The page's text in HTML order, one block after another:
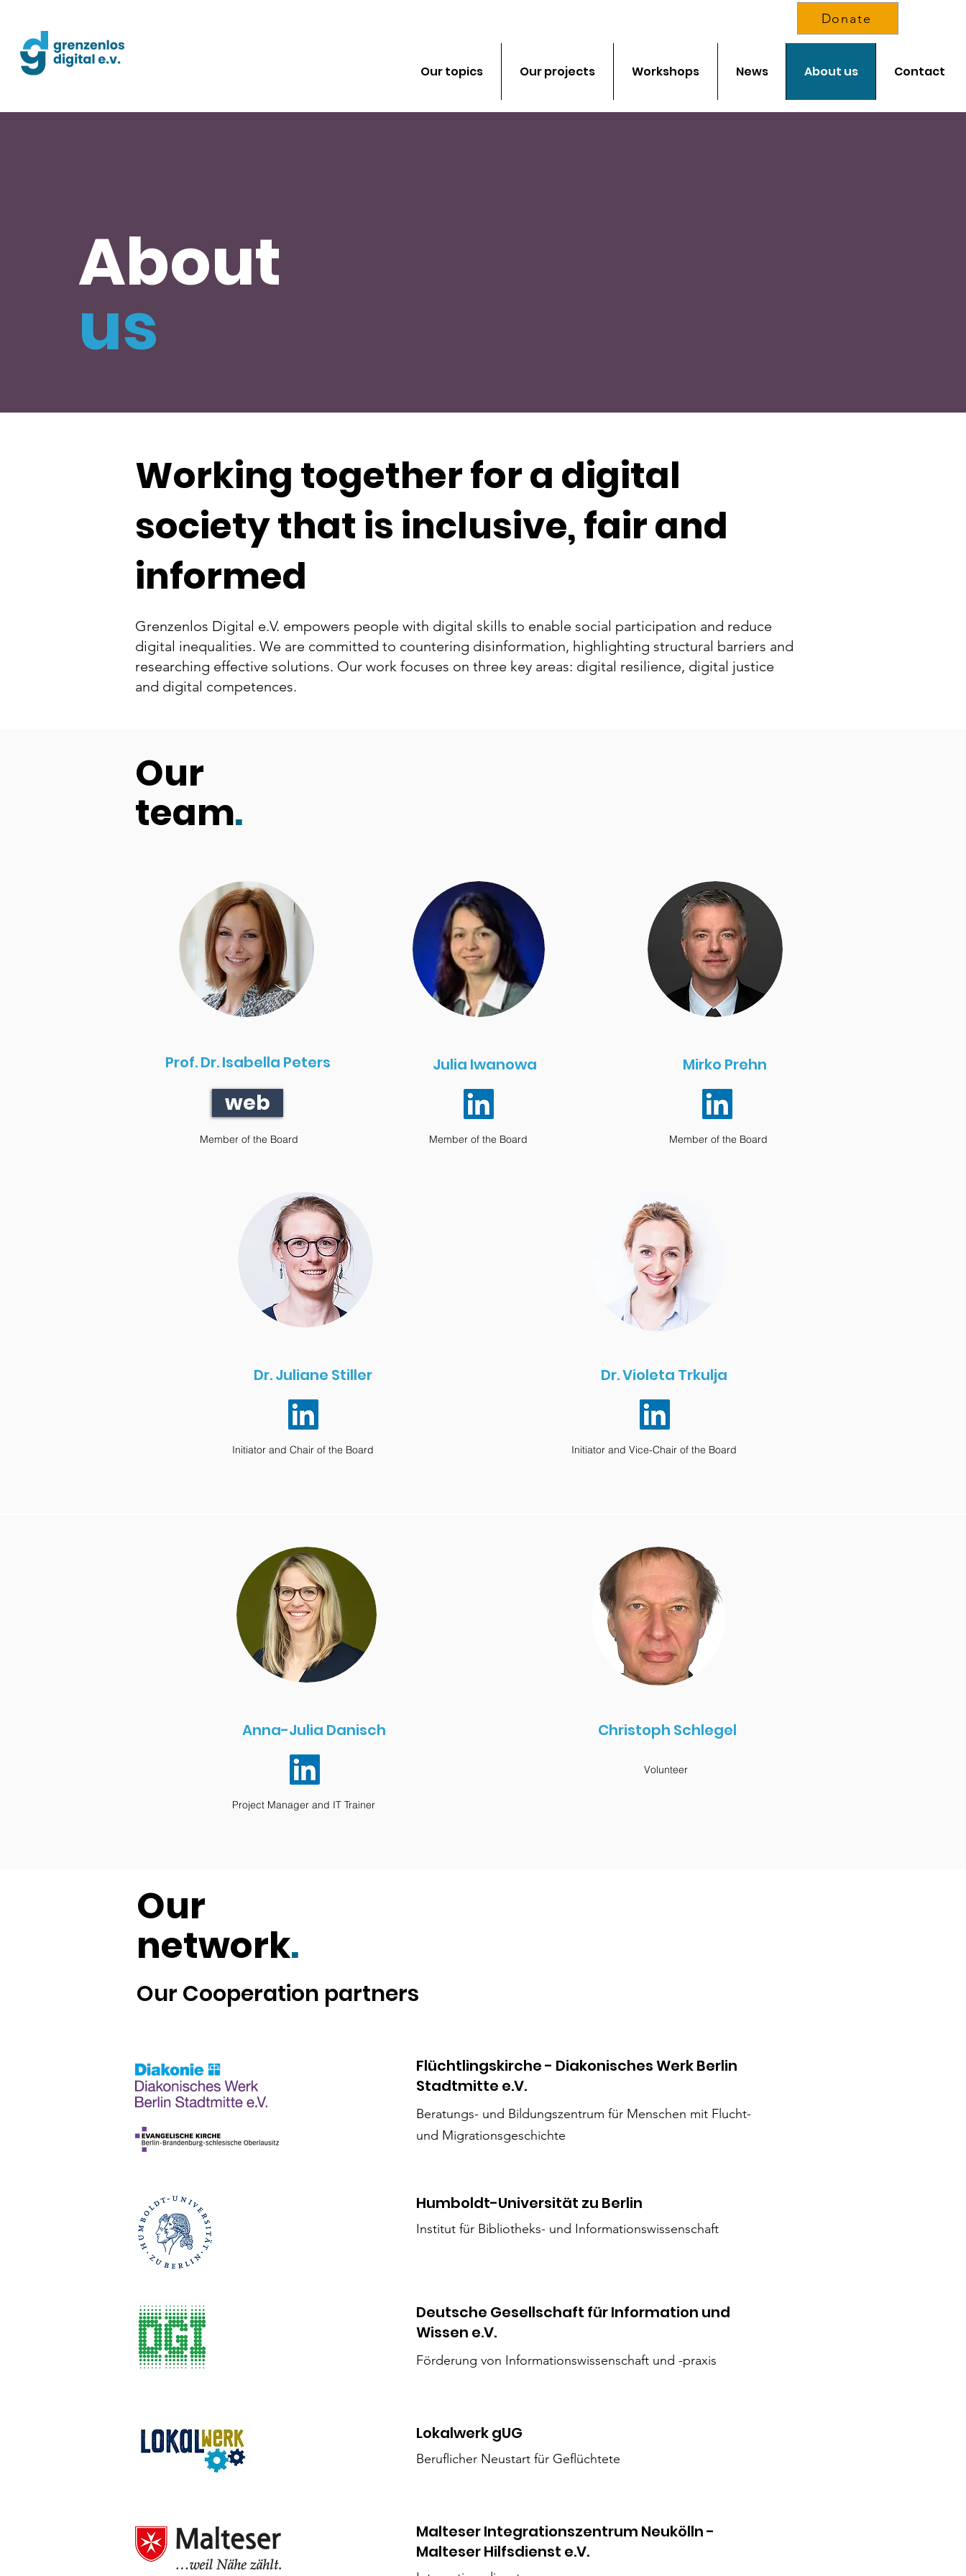
Donate
Our topics Our projects Workshops News About us Contact
About
us
Working together for a digital
society that is inclusive, fair and
informed
Grenzenlos Digital e.V. empowers people with digital skills to enable social participation and reduce
digital inequalities. We are committed to countering disinformation, highlighting structural barriers and
researching effective solutions. Our work focuses on three key areas: digital resilience, digital justice
and digital competences.
Our
team.
Prof. Dr. Isabella Peters
web
Member of the Board
Julia Iwanowa
Member of the Board
Mirko Prehn
Member of the Board
Dr. Juliane Stiller
Initiator and Chair of the Board
Dr. Violeta Trkulja
Initiator and Vice-Chair of the Board
Anna-Julia Danisch
Project Manager and IT Trainer
Christoph Schlegel
Volunteer
Our
network.
Our Cooperation partners
Flüchtlingskirche - Diakonisches Werk Berlin
Stadtmitte e.V.
​Beratungs- und Bildungszentrum für Menschen mit Flucht-
und Migrationsgeschichte
Humboldt-Universität zu Berlin
Institut für Bibliotheks- und Informationswissenschaft
Deutsche Gesellschaft für Information und
Wissen e.V.
Förderung von Informationswissenschaft und -praxis
Lokalwerk gUG
Beruflicher Neustart für Geflüchtete
Malteser Integrationszentrum Neukölln -
Malteser Hilfsdienst e.V.